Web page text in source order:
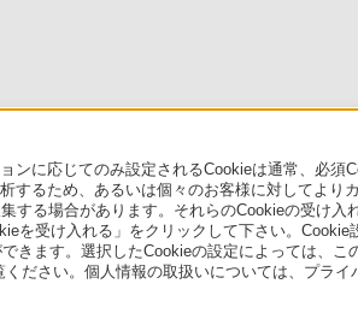
ンに応じてのみ設定されるCookieは通常、必須
するため、あるいは個々のお客様に対してより
する場合があります。それらのCookieの受け入
を受け入れる」をクリックして下さい。Cookie
きます。選択したCookieの設定によっては、こ
ださい。個人情報の取扱いについては、プライ